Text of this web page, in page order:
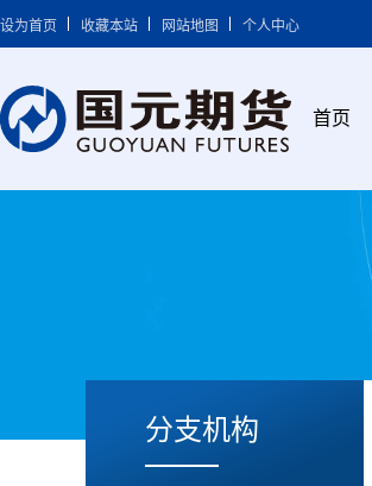
设为首页 收藏本站 网站地图 个人中心
首页
分支机构